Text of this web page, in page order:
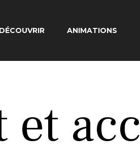
DÉCOUVRIR ANIMATIONS
et